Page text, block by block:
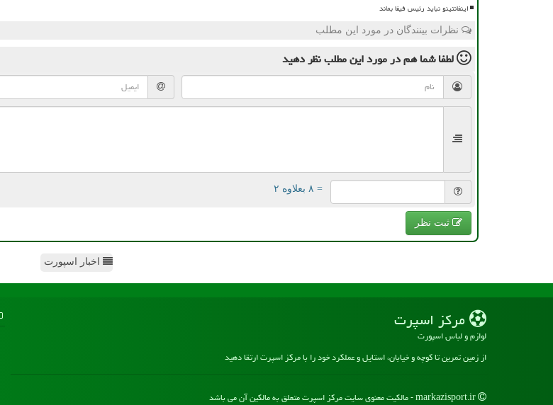
اینفانتینو نباید رئیس فیفا بماند
نظرات بینندگان در مورد این مطلب
لطفا شما همدر مورد این مطلبنظر دهید
= ۸ بعلاوه ۲
ثبت نظر
اخبار اسپورت
مركز اسپرت
لوازم و لباس اسپورت
از زمین تمرین تا کوچه و خیابان، استایل و عملکرد خود را با مرکز اسپرت ارتقا دهید